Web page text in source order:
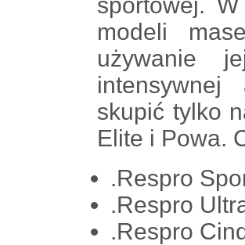
modeli
używanie
skupić tylko
Elite i Powa.
.Respro
.Respro
.Respro